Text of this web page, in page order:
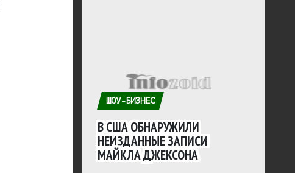
ШОУ-БИЗНЕС
В США ОБНАРУЖИЛИ
НЕИЗДАННЫЕ ЗАПИСИ
МАЙКЛА ДЖЕКСОНА